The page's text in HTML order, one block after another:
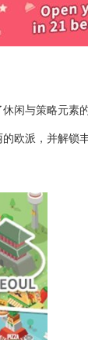
休闲与策略元
欧派，并解锁